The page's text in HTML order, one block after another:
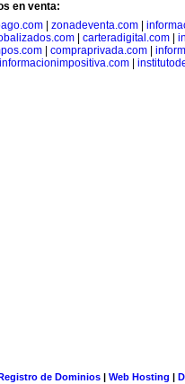
en venta:
zonadeventa.com
carteradigital.com
compraprivada.com
informacionimpositiva.com
de Dominios| Web Hosting |